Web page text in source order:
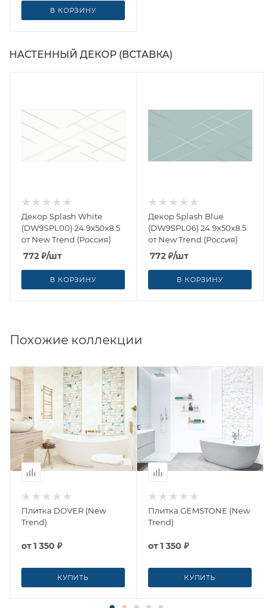
В КОРЗИНУ
НАСТЕННЫЙ ДЕКОР (ВСТАВКА)
Декор Splash White
(DW9SPL00) 24.9x50x8.5
от New Trend (Россия)
772 ₽/шт
В КОРЗИНУ
Декор Splash Blue
(DW9SPL06) 24.9x50x8.5
от New Trend (Россия)
772 ₽/шт
В КОРЗИНУ
Похожие коллекции
Плитка DOVER (New
Trend)
от1 350 ₽
КУПИТЬ
Плитка GEMSTONE (New
Trend)
от1 350 ₽
КУПИТЬ